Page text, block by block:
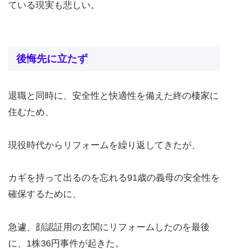
ている現実も悲しい。
後悔先に立たず
退職と同時に、安全性と快適性を備えた終の棲家に
住むため、
現役時代からリフォームを繰り返してきたが、
カギを持って出るのを忘れる91歳の義母の安全性を
確保するために、
急遽、顔認証用の玄関にリフォームしたのを最後
に、1株36円事件が起きた。